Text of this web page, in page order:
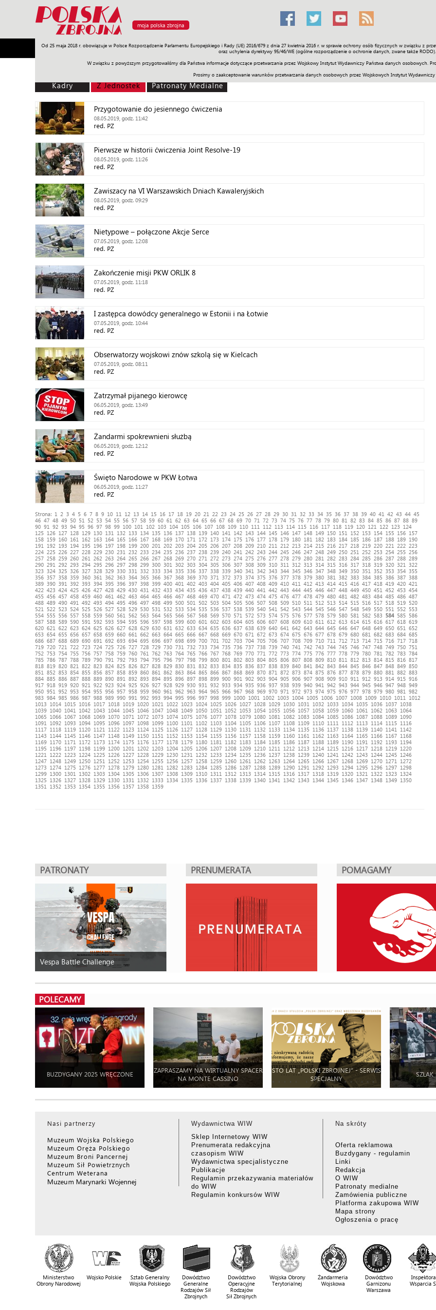
moja polska zbrojna
Od 25 maja 2018 r. obowiązuje w Polsce Rozporządzenie Parlamentu Europejskiego i Rady (UE) 2016/679 z dnia 27 kwietnia 2016 r. w sprawie ochrony osób fizycznych w związku z
oraz uchylenia dyrektywy 95/46/WE (ogólne rozporządzenie o ochronie danych, zwane także RODO).
W związku z powyższym przygotowaliśmy dla Państwa informacje dotyczące przetwarzania przez Wojskowy Instytut Wydawniczy Państwa danych osobowych.
Prosimy o zaakceptowanie warunków przetwarzania danych osobowych przez Wojskowych Instytut Wydawniczy
Armia Poligon Sprzęt Misje Polityka Prawo Świat Społeczność Sport Historia Galerie Wideo
Kadry Z Jednostek Patronaty Medialne
Przygotowanie do jesiennego ćwiczenia
08.05.2019, godz. 11:42
red. PZ
Pierwsze w historii ćwiczenia Joint Resolve-19
08.05.2019, godz. 11:26
red. PZ
Zawiszacy na VI Warszawskich Dniach Kawaleryjskich
08.05.2019, godz. 09:29
red. PZ
Nietypowe – połączone Akcje Serce
07.05.2019, godz. 12:08
red. PZ
Zakończenie misji PKW ORLIK 8
07.05.2019, godz. 11:18
red. PZ
I zastępca dowódcy generalnego w Estonii i na Łotwie
07.05.2019, godz. 10:44
red. PZ
Obserwatorzy wojskowi znów szkolą się w Kielcach
07.05.2019, godz. 08:11
red. PZ
Zatrzymał pijanego kierowcę
06.05.2019, godz. 13:49
red. PZ
Żandarmi spokrewnieni służbą
06.05.2019, godz. 12:12
red. PZ
Święto Narodowe w PKW Łotwa
06.05.2019, godz. 11:27
red. PZ
Strona: 1 2 3 4 5 6 7 8 9 10 11 12 13 14 15 16 17 18 19 20 21 22 23 24 25 26 27 28 29 30 31 32 33 34 35 36 37 38 39 40 41 42 43 44 45
46 47 48 49 50 51 52 53 54 55 56 57 58 59 60 61 62 63 64 65 66 67 68 69 70 71 72 73 74 75 76 77 78 79 80 81 82 83 84 85 86 87 88 89
90 91 92 93 94 95 96 97 98 99 100 101 102 103 104 105 106 107 108 109 110 111 112 113 114 115 116 117 118 119 120 121 122 123
124
125
126 127 128 129 130 131 132 133 134 135 136 137 138 139 140 141 142 143 144 145 146 147 148 149 150 151 152 153 154 155 156 157
158 159 160 161 162 163 164 165 166 167 168 169 170 171 172 173 174 175 176 177 178 179 180 181 182 183 184 185 186 187 188 189 190
191
192 193 194 195 196 197 198 199 200 201 202 203 204 205 206 207 208 209 210 211 212 213 214 215 216 217 218 219 220 221 222
223
224 225 226 227 228 229 230 231 232 233 234 235 236 237 238 239 240 241 242 243 244 245 246 247 248 249 250 251 252 253 254 255
256
257 258 259 260 261 262 263 264 265 266 267 268 269 270 271 272 273 274 275 276 277 278 279 280 281 282 283 284 285 286 287 288 289
290 291 292 293 294 295 296 297 298 299 300 301 302 303 304 305 306 307 308 309 310 311 312 313 314 315 316 317 318 319 320 321
322
323
324 325 326 327 328 329 330 331 332 333 334 335 336 337 338 339 340 341 342 343 344 345 346 347 348 349 350 351 352 353 354 355
356 357 358 359 360 361 362 363 364 365 366 367 368 369 370 371 372 373 374 375 376 377 378 379 380 381 382 383 384 385 386 387 388
389 390 391 392 393 394 395 396 397 398 399 400 401 402 403 404 405 406 407 408 409 410 411 412 413 414 415 416 417 418 419 420 421
422 423 424 425 426 427 428 429 430 431 432 433 434 435 436 437 438 439 440 441 442 443 444 445 446 447 448 449 450 451 452 453 454
455 456 457 458 459 460 461 462 463 464 465 466 467 468 469 470 471 472 473 474 475 476 477 478 479 480 481 482 483 484 485 486 487
488 489 490 491 492 493 494 495 496 497 498 499 500 501 502 503 504 505 506 507 508 509 510 511 512 513 514 515 516 517 518 519 520
521
522 523 524 525 526 527 528 529 530 531 532 533 534 535 536 537 538 539 540 541 542 543 544 545 546 547 548 549 550 551 552
553
554 555 556 557 558 559 560 561 562 563 564 565 566 567 568 569 570 571 572 573 574 575 576 577 578 579 580 581 582 583 584 585
586
587 588 589 590 591 592 593 594 595 596 597 598 599 600 601 602 603 604 605 606 607 608 609 610 611 612 613 614 615 616 617 618 619
620 621 622 623 624 625 626 627 628 629 630 631 632 633 634 635 636 637 638 639 640 641 642 643 644 645 646 647 648 649 650 651
652
653 654 655 656 657 658 659 660 661 662 663 664 665 666 667 668 669 670 671 672 673 674 675 676 677 678 679 680 681 682 683 684 685
686 687 688 689 690 691 692 693 694 695 696 697 698 699 700 701 702 703 704 705 706 707 708 709 710 711 712 713 714 715 716 717 718
719 720 721 722 723 724 725 726 727 728 729 730 731 732 733 734 735 736 737 738 739 740 741 742 743 744 745 746 747 748 749 750 751
752 753 754 755 756 757 758 759 760 761 762 763 764 765 766 767 768 769 770 771 772 773 774 775 776 777 778 779 780 781 782 783 784
785 786 787 788 789 790 791 792 793 794 795 796 797 798 799 800 801 802 803 804 805 806 807 808 809 810 811 812 813 814 815 816 817
818 819 820 821 822 823 824 825 826 827 828 829 830 831 832 833 834 835 836 837 838 839 840 841 842 843 844 845 846 847 848 849 850
851
852 853 854 855 856 857 858 859 860 861 862 863 864 865 866 867 868 869 870 871 872 873 874 875 876 877 878 879 880 881 882 883
884 885 886 887 888 889 890 891 892 893 894 895 896 897 898 899 900 901 902 903 904 905 906 907 908 909 910 911 912 913 914 915 916
917 918 919 920 921 922 923 924 925 926 927 928 929 930 931 932 933 934 935 936 937 938 939 940 941 942 943 944 945 946 947 948 949
950 951 952 953 954 955 956 957 958 959 960 961 962 963 964 965 966 967 968 969 970 971 972 973 974 975 976 977 978 979 980 981
982
983 984 985 986 987 988 989 990 991 992 993 994 995 996 997 998 999 1000 1001 1002 1003 1004 1005 1006 1007 1008 1009 1010 1011
1012
1013
1014 1015 1016 1017 1018 1019 1020 1021 1022 1023 1024 1025 1026 1027 1028 1029 1030 1031 1032 1033 1034 1035 1036 1037 1038
1039 1040 1041 1042 1043 1044 1045 1046 1047 1048 1049 1050 1051 1052 1053 1054 1055 1056 1057 1058 1059 1060 1061 1062 1063
1064
1065
1066 1067 1068 1069 1070 1071 1072 1073 1074 1075 1076 1077 1078 1079 1080 1081 1082 1083 1084 1085 1086 1087 1088 1089 1090
1091
1092 1093 1094 1095 1096 1097 1098 1099 1100 1101 1102 1103 1104 1105 1106 1107 1108 1109 1110 1111 1112 1113 1114 1115
1116
1117 1118 1119 1120 1121 1122 1123 1124 1125 1126 1127 1128 1129 1130 1131 1132 1133 1134 1135 1136 1137 1138 1139 1140 1141
1142
1143
1144 1145 1146 1147 1148 1149 1150 1151 1152 1153 1154 1155 1156 1157 1158 1159 1160 1161 1162 1163 1164 1165 1166 1167 1168
1169 1170 1171 1172 1173 1174 1175 1176 1177 1178 1179 1180 1181 1182 1183 1184 1185 1186 1187 1188 1189 1190 1191 1192 1193
1194
1195
1196 1197 1198 1199 1200 1201 1202 1203 1204 1205 1206 1207 1208 1209 1210 1211 1212 1213 1214 1215 1216 1217 1218 1219 1220
1221
1222 1223 1224 1225 1226 1227 1228 1229 1230 1231 1232 1233 1234 1235 1236 1237 1238 1239 1240 1241 1242 1243 1244 1245
1246
1247 1248 1249 1250 1251 1252 1253 1254 1255 1256 1257 1258 1259 1260 1261 1262 1263 1264 1265 1266 1267 1268 1269 1270 1271
1272
1273
1274 1275 1276 1277 1278 1279 1280 1281 1282 1283 1284 1285 1286 1287 1288 1289 1290 1291 1292 1293 1294 1295 1296 1297 1298
1299 1300 1301 1302 1303 1304 1305 1306 1307 1308 1309 1310 1311 1312 1313 1314 1315 1316 1317 1318 1319 1320 1321 1322 1323
1324
1325
1326 1327 1328 1329 1330 1331 1332 1333 1334 1335 1336 1337 1338 1339 1340 1341 1342 1343 1344 1345 1346 1347 1348 1349 1350
1351
1352 1353 1354 1355 1356 1357 1358 1359
PATRONATY
Vespa Battle Challenge
PRENUMERATA POMAGAMY
POLECAMY
BUZDYGANY 2025 WRĘCZONE
ZAPRASZAMY NA WIRTUALNY SPACER
NA MONTE CASSINO
STO LAT „POLSKI ZBROJNEJ” - SERWIS
SPECJALNY
SZLAK
Nasi partnerzy
Muzeum Wojska Polskiego
Muzeum Oręża Polskiego
Muzeum Broni Pancernej
Muzeum Sił Powietrznych
Centrum Weterana
Muzeum Marynarki Wojennej
Wydawnictwa WIW
Sklep Internetowy WIW
Prenumerata redakcyjna
czasopism WIW
Wydawnictwa specjalistyczne
Publikacje
Regulamin przekazywania materiałów
do WIW
Regulamin konkursów WIW
Na skróty
Oferta reklamowa
Buzdygany - regulamin
Linki
Redakcja
O WIW
Patronaty medialne
Zamówienia publiczne
Platforma zakupowa WIW
Mapa strony
Ogłoszenia o pracę
Ministerstwo
Obrony Narodowej
Wojsko Polskie
Sztab Generalny
Wojska Polskiego
Dowództwo
Generalne
Rodzajów Sił
Zbrojnych
Dowództwo
Operacyjne
Rodzajów
Sił Zbrojnych
Wojska Obrony
Terytorialnej
Żandarmeria
Wojskowa
Dowództwo
Garnizonu
Warszawa
Wsparcia